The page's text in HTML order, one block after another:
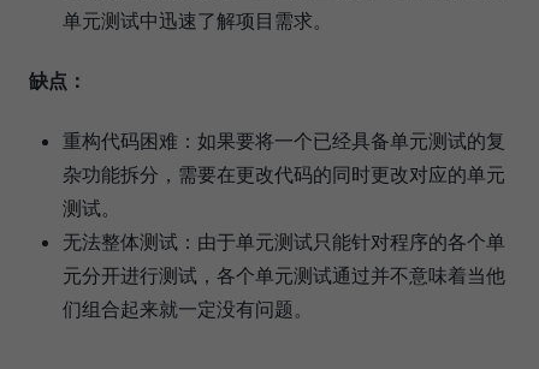
单元测试中迅速了解项目需求。
缺点：
重构代码困难：如果要将一个已经具备单元测试的复
杂功能拆分，需要在更改代码的同时更改对应的单元
测试。
无法整体测试：由于单元测试只能针对程序的各个单
元分开进行测试，各个单元测试通过并不意味着当他
们组合起来就一定没有问题。